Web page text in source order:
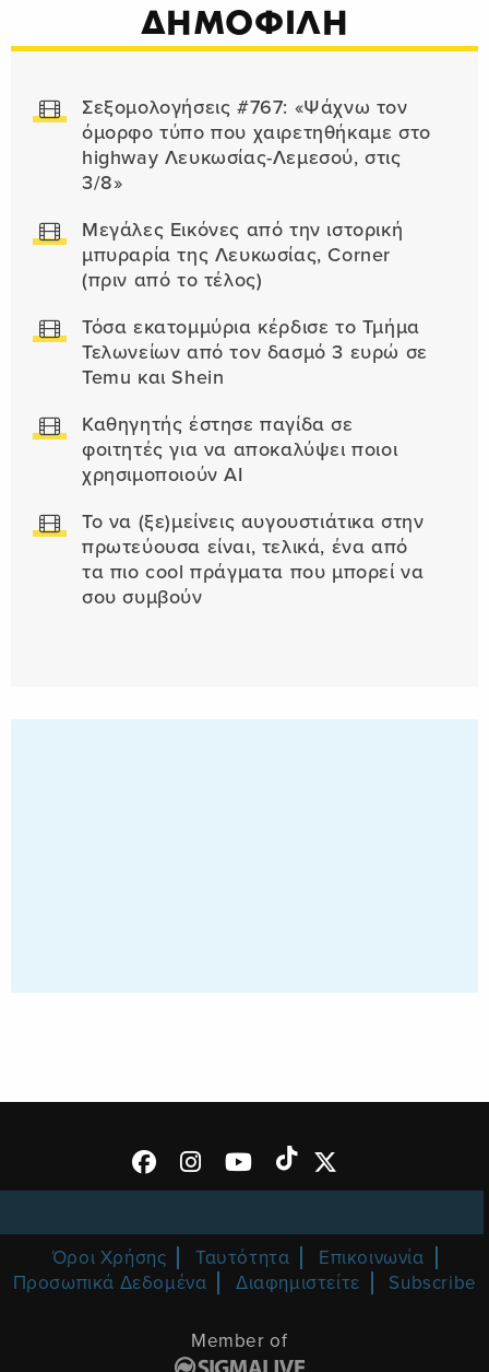
ΔΗΜΟΦΙΛΗ
Σεξομολογήσεις #767: «Ψάχνω τον
όμορφο τύπο που χαιρετηθήκαμε στο
highway Λευκωσίας-Λεμεσού, στις
3/8»
Μεγάλες Εικόνες από την ιστορική
μπυραρία της Λευκωσίας, Corner
(πριν από το τέλος)
Τόσα εκατομμύρια κέρδισε το Τμήμα
Τελωνείων από τον δασμό 3 ευρώ σε
Temu και Shein
Καθηγητής έστησε παγίδα σε
φοιτητές για να αποκαλύψει ποιοι
χρησιμοποιούν AI
Το να (ξε)μείνεις αυγουστιάτικα στην
πρωτεύουσα είναι, τελικά, ένα από
τα πιο cool πράγματα που μπορεί να
σου συμβούν
Όροι Χρήσης Ταυτότητα
Επικοινωνία
Προσωπικά Δεδομένα
Διαφημιστείτε Subscribe
Member of